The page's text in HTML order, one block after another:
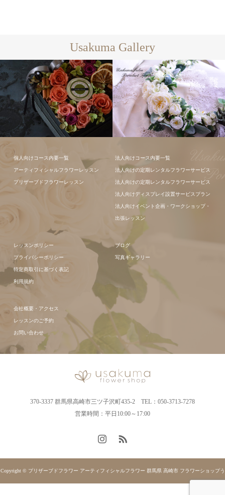
Usakuma Gallery
ンジメント
個人向けコース内要一覧
アーティフィシャルフラワーレッスン
プリザーブドフラワーレッスン
法人向けコース内要一覧
法人向けの定期レンタルフラワーサービス
法人向けの定期レンタルフラワーサービス
法人向けディスプレイ設置サービスプラン
法人向けイベント企画・ワークショップ・
出張レッスン
レッスンポリシー
プライバシーポリシー
特定商取引に基づく表記
利用規約
ブログ
写真ギャラリー
会社概要・アクセス
レッスンのご予約
お問い合わせ
370-3337 群馬県高崎市三ツ子沢町435-2 TEL：050-3713-7278
営業時間：平日10:00～17:00
Copyright © プリザーブドフラワー アーティフィシャルフラワー 群馬県 高崎市 フラワーショップう